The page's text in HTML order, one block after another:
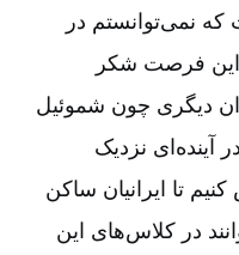
نمی‌‌توانستم در
این فرصت شکر
دیگری چون شموئیل
آینده‌‌ای نزدیک
تا ایرانیان ساکن
در کلاس‌‌های این